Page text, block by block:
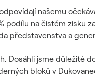
našemu
podílu na čistém zisku
představenstva a
Dosáhli jsme důležité
bloků v